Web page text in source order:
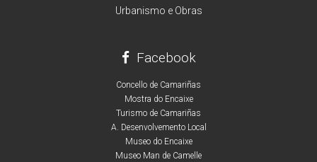
Urbanismo e Obras
Facebook
Concello de Camariñas
Mostra do Encaixe
Turismo de Camariñas
A. Desenvolvemento Local
Museo do Encaixe
Museo Man de Camelle